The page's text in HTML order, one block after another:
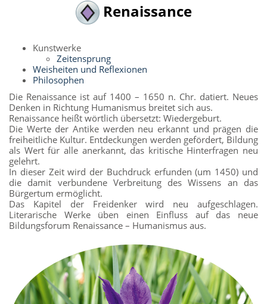
Renaissance
Kunstwerke
Zeitensprung
Weisheiten und Reflexionen
Philosophen
Die Renaissance ist auf 1400 – 1650 n. Chr. datiert. Neues
Denken in Richtung Humanismus breitet sich aus.
Renaissance heißt wörtlich übersetzt: Wiedergeburt.
Die Werte der Antike werden neu erkannt und prägen die
freiheitliche Kultur. Entdeckungen werden gefördert, Bildung
als Wert für alle anerkannt, das kritische Hinterfragen neu
gelehrt.
In dieser Zeit wird der Buchdruck erfunden (um 1450) und
die damit verbundene Verbreitung des Wissens an das
Bürgertum ermöglicht.
Das Kapitel der Freidenker wird neu aufgeschlagen.
Literarische Werke üben einen Einfluss auf das neue
Bildungsforum Renaissance – Humanismus aus.